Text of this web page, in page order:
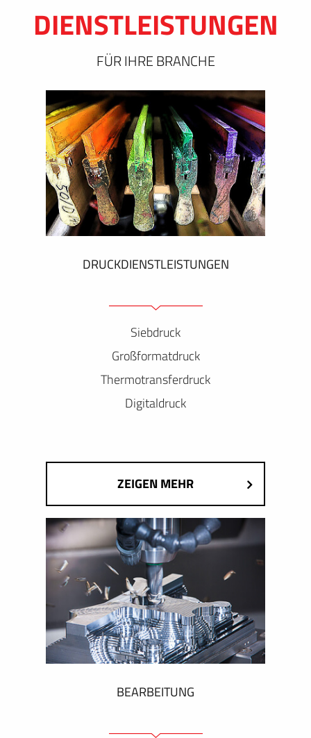
DIENSTLEISTUNGEN
FÜR IHRE BRANCHE
DRUCKDIENSTLEISTUNGEN
Siebdruck
Großformatdruck
Thermotransferdruck
Digitaldruck
ZEIGEN MEHR
BEARBEITUNG